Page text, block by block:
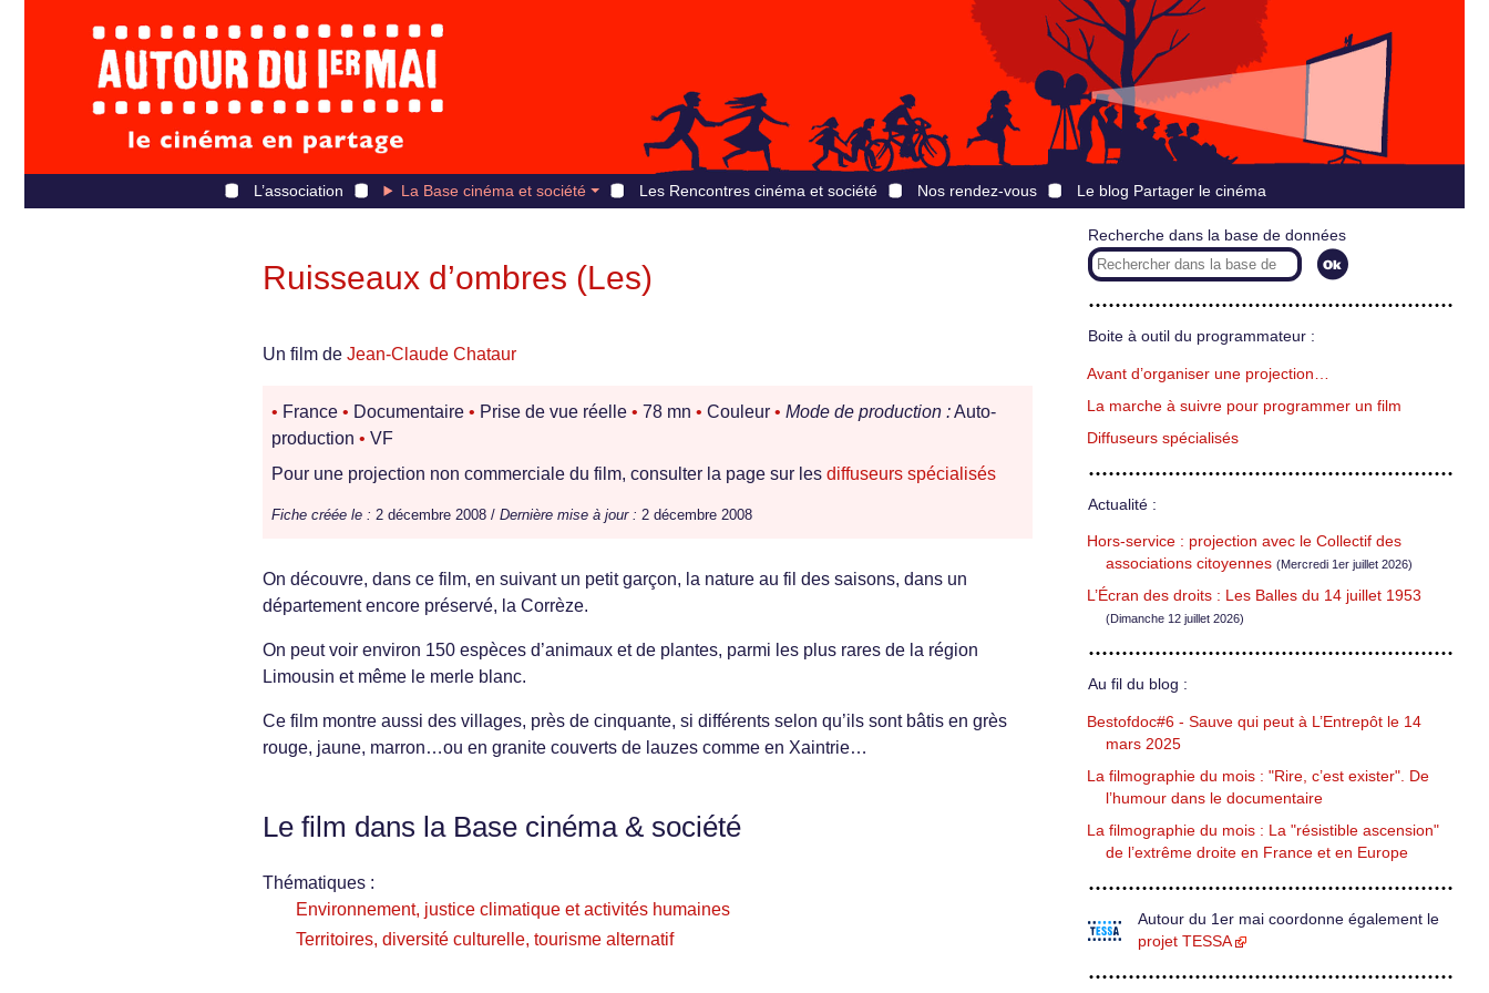
L’association La Base cinéma et société Les Rencontres cinéma et société Nos rendez-vous Le blog Partager le cinéma
Ruisseaux d’ombres (Les)
Un film de Jean-Claude Chataur
• France • Documentaire • Prise de vue réelle • 78 mn • Couleur • Mode de production :Auto-
production • VF
Pour une projection non commerciale du film, consulter la page sur les diffuseurs spécialisés
Fiche créée le : 2 décembre 2008 / Dernière mise à jour : 2 décembre 2008
On découvre, dans ce film, en suivant un petit garçon, la nature au fil des saisons, dans un
département encore préservé, la Corrèze.
On peut voir environ 150 espèces d’animaux et de plantes, parmi les plus rares de la région
Limousin et même le merle blanc.
Ce film montre aussi des villages, près de cinquante, si différents selon qu’ils sont bâtis en grès
rouge, jaune, marron…ou en granite couverts de lauzes comme en Xaintrie…
Le film dans la Base cinéma & société
Thématiques :
Environnement, justice climatique et activités humaines
Territoires, diversité culturelle, tourisme alternatif
Recherche dans la base de données
Boite à outil du programmateur :
Avant d’organiser une projection…
La marche à suivre pour programmer un film
Diffuseurs spécialisés
Actualité :
Hors-service : projection avec le Collectif des
associations citoyennes (Mercredi 1er juillet 2026)
L’Écran des droits : Les Balles du 14 juillet 1953
(Dimanche 12 juillet 2026)
Au fil du blog :
Bestofdoc#6 - Sauve qui peut à L’Entrepôt le 14
mars 2025
La filmographie du mois : "Rire, c’est exister". De
l’humour dans le documentaire
La filmographie du mois : La "résistible ascension"
de l’extrême droite en France et en Europe
Autour du 1er mai coordonne également le
projet TESSA